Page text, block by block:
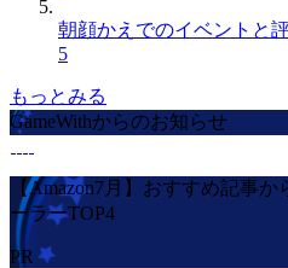
朝顔かえでのイベントと
5
もっとみる
GameWithからのお知らせ
【Amazon7月】おすすめ記事
ーラーTOP4
PR